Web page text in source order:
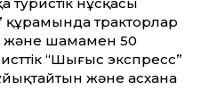
туристік нұсқасы
құрамында тракторлар
және шамамен 50
“Шығыс экспресс”
және асхана